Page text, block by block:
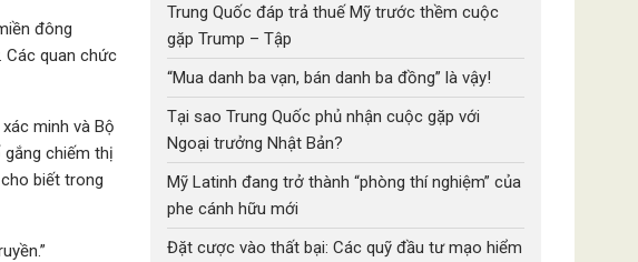
đông
Các quan chức
minh và Bộ
chiếm thị
biết trong
Trung Quốc đáp trả thuế Mỹ trước thềm cuộc
gặp Trump – Tập
“Mua danh ba vạn, bán danh ba đồng” là vậy!
Tại sao Trung Quốc phủ nhận cuộc gặp với
Ngoại trưởng Nhật Bản?
Mỹ Latinh đang trở thành “phòng thí nghiệm” của
phe cánh hữu mới
Đặt cược vào thất bại: Các quỹ đầu tư mạo hiểm